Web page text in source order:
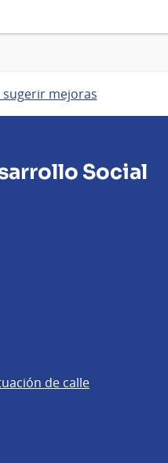
mejoras
Social
de calle